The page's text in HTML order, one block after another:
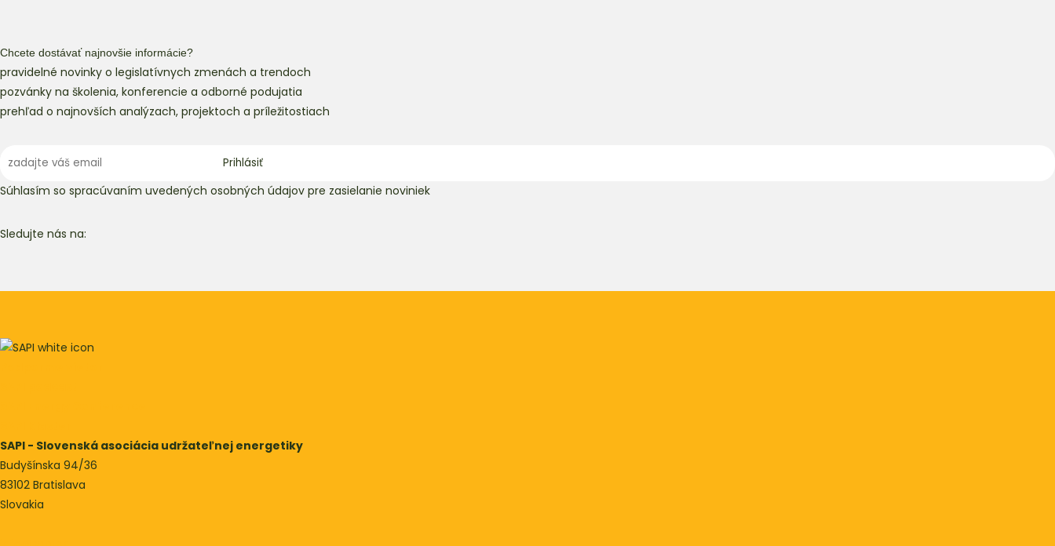
Chcete dostávať najnovšie informácie?
pravidelné novinky o legislatívnych zmenách a trendoch
pozvánky na školenia, konferencie a odborné podujatia
prehľad o najnovších analýzach, projektoch a príležitostiach
Súhlasím so spracúvaním uvedených osobných údajov pre zasielanie noviniek
Sledujte nás na:
SAPI - Slovenská asociácia udržateľnej energetiky
Budyšínska 94/36
83102 Bratislava
Slovakia